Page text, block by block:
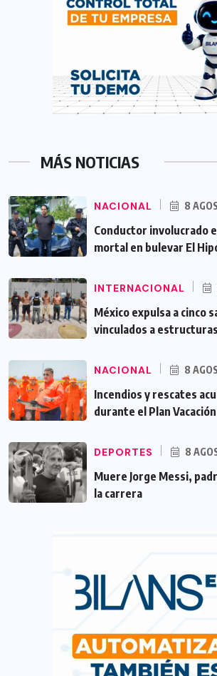
MÁS NOTICIAS
NACIONAL 8
Conductor involucrado
mortal en bulevar El
INTERNACIONAL
México expulsa a cinco
vinculados a
NACIONAL 8
Incendios y rescates
durante el Plan
DEPORTES 8
Muere Jorge Messi,
la carrera